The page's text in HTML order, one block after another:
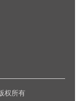
权所有